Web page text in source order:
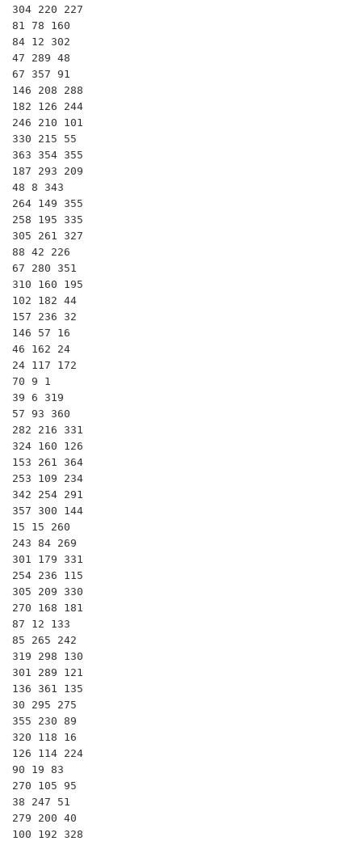
304 220 227
81 78 160
84 12 302
47 289 48
67 357 91
146 208 288
182 126 244
246 210 101
330 215 55
363 354 355
187 293 209
48 8 343
264 149 355
258 195 335
305 261 327
88 42 226
67 280 351
310 160 195
102 182 44
157 236 32
146 57 16
46 162 24
24 117 172
70 9 1
39 6 319
57 93 360
282 216 331
324 160 126
153 261 364
253 109 234
342 254 291
357 300 144
15 15 260
243 84 269
301 179 331
254 236 115
305 209 330
270 168 181
87 12 133
85 265 242
319 298 130
301 289 121
136 361 135
30 295 275
355 230 89
320 118 16
126 114 224
90 19 83
270 105 95
38 247 51
279 200 40
100 192 328